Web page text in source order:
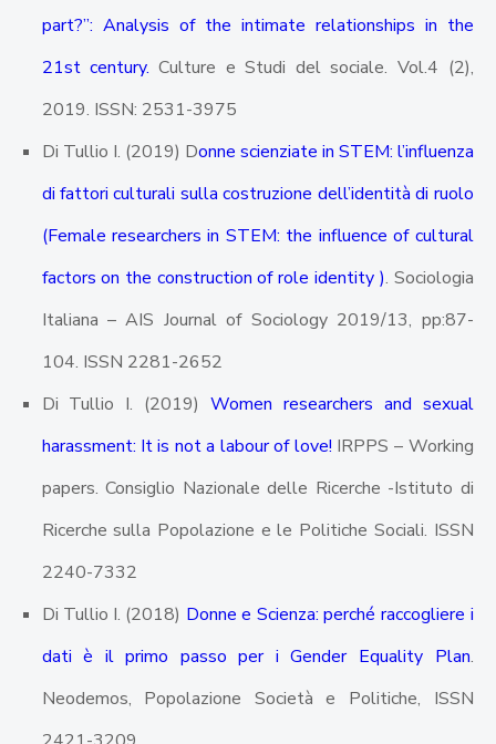
part?”: Analysis of the intimate relationships in the
21st century. Culture e Studi del sociale. Vol.4 (2),
2019. ISSN: 2531-3975
Di Tullio I. (2019) Donne scienziate in STEM: l’influenza
di fattori culturali sulla costruzione dell’identità di ruolo
(Female researchers in STEM: the influence of cultural
factors on the construction of role identity ). Sociologia
Italiana – AIS Journal of Sociology 2019/13, pp:87-
104. ISSN 2281-2652
Di Tullio I. (2019) Women researchers and sexual
harassment: It is not a labour of love! IRPPS – Working
papers. Consiglio Nazionale delle Ricerche -Istituto di
Ricerche sulla Popolazione e le Politiche Sociali. ISSN
2240-7332
Di Tullio I. (2018) Donne e Scienza: perché raccogliere i
dati è il primo passo per i Gender Equality Plan.
Neodemos, Popolazione Società e Politiche, ISSN